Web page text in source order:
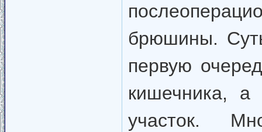
брюшины.
первую
кишечника, а
участок.